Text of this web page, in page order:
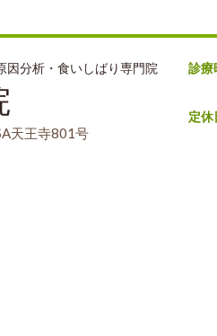
因分析・食いしばり専門院
天王寺801号
診療
定休